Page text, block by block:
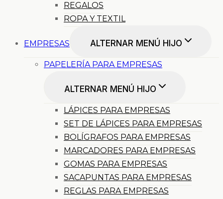
REGALOS
ROPA Y TEXTIL
EMPRESAS ALTERNAR MENÚ HIJO
PAPELERÍA PARA EMPRESAS
ALTERNAR MENÚ HIJO
LÁPICES PARA EMPRESAS
SET DE LÁPICES PARA EMPRESAS
BOLÍGRAFOS PARA EMPRESAS
MARCADORES PARA EMPRESAS
GOMAS PARA EMPRESAS
SACAPUNTAS PARA EMPRESAS
REGLAS PARA EMPRESAS